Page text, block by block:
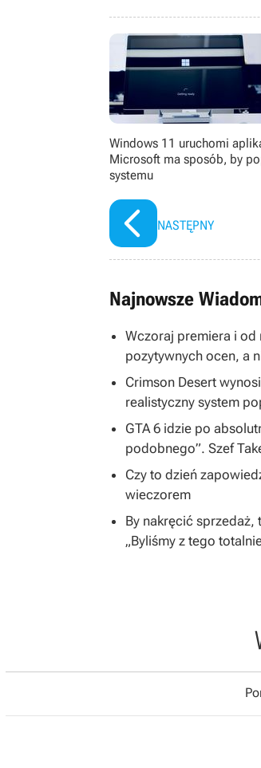
do wielu
filmach,
kilkunastu lat.
Windows 11 uruchomi
Microsoft ma sposób, by
systemu
NASTĘPNY
Najnowsze
Wczoraj premiera i od
pozytywnych ocen, a
Crimson Desert
realistyczny system
GTA 6 idzie po
podobnego”. Szef
Czy to dzień
wieczorem
By nakręcić
„Byliśmy z tego